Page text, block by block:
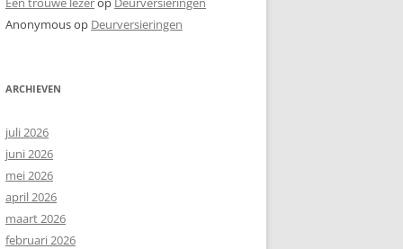
Anonymousop Deurversieringen
ARCHIEVEN
juli 2026
juni 2026
mei 2026
april 2026
maart 2026
februari 2026